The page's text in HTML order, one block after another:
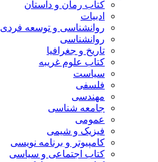
کتاب رمان و داستان
ادبیات
روانشناسی و توسعه فردی
روانشناسی
تاریخ و جغرافیا
کتاب علوم غریبه
سیاست
فلسفی
مهندسی
جامعه شناسی
عمومی
فیزیک و شیمی
کامپیوتر و برنامه نویسی
کتاب اجتماعی و سیاسی